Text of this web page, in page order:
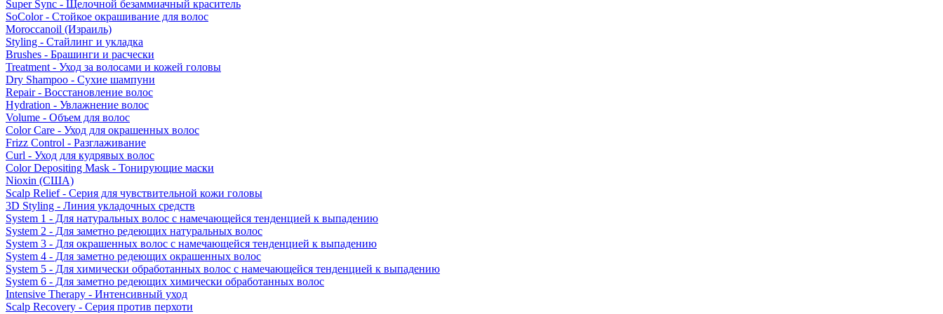
Super Sync - Щелочной безаммиачный краситель
SoColor - Стойкое окрашивание для волос
Moroccanoil (Израиль)
Styling - Стайлинг и укладка
Brushes - Брашинги и расчески
Treatment - Уход за волосами и кожей головы
Dry Shampoo - Сухие шампуни
Repair - Восстановление волос
Hydration - Увлажнение волос
Volume - Объем для волос
Color Care - Уход для окрашенных волос
Frizz Control - Разглаживание
Curl - Уход для кудрявых волос
Color Depositing Mask - Тонирующие маски
Nioxin (США)
Scalp Relief - Серия для чувствительной кожи головы
3D Styling - Линия укладочных средств
System 1 - Для натуральных волос с намечающейся тенденцией к выпадению
System 2 - Для заметно редеющих натуральных волос
System 3 - Для окрашенных волос с намечающейся тенденцией к выпадению
System 4 - Для заметно редеющих окрашенных волос
System 5 - Для химически обработанных волос с намечающейся тенденцией к выпадению
System 6 - Для заметно редеющих химически обработанных волос
Intensive Therapy - Интенсивный уход
Scalp Recovery - Серия против перхоти